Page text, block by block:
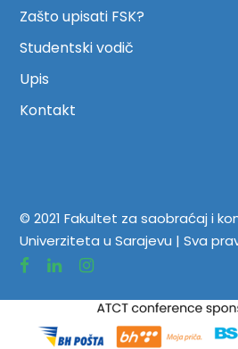
Zašto upisati FSK?
Studentski vodič
Upis
Kontakt
© 2021 Fakultet za saobraćaj i
Univerziteta u Sarajevu | Sva